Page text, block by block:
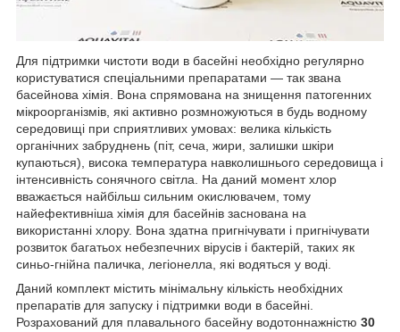
Для підтримки чистоти води в басейні необхідно регулярно
користуватися спеціальними препаратами — так звана
басейнова хімія. Вона спрямована на знищення патогенних
мікроорганізмів, які активно розмножуються в будь водному
середовищі при сприятливих умовах: велика кількість
органічних забруднень (піт, сеча, жири, залишки шкіри
купаються), висока температура навколишнього середовища і
інтенсивність сонячного світла. На даний момент хлор
вважається найбільш сильним окислювачем, тому
найефективніша хімія для басейнів заснована на
використанні хлору. Вона здатна пригнічувати і пригнічувати
розвиток багатьох небезпечних вірусів і бактерій, таких як
синьо-гнійна паличка, легіонелла, які водяться у воді.
Даний комплект містить мінімальну кількість необхідних
препаратів для запуску і підтримки води в басейні.
Розрахований для плавального басейну водотоннажністю 30